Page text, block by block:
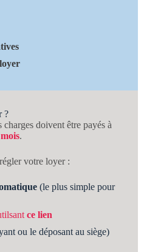
?
doivent être payés à
.
votre loyer :
(le plus simple pour
ce lien
ou le déposant au siège)